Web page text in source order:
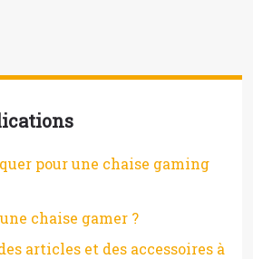
pour une chaise gaming
chaise gamer ?
articles et des accessoires à